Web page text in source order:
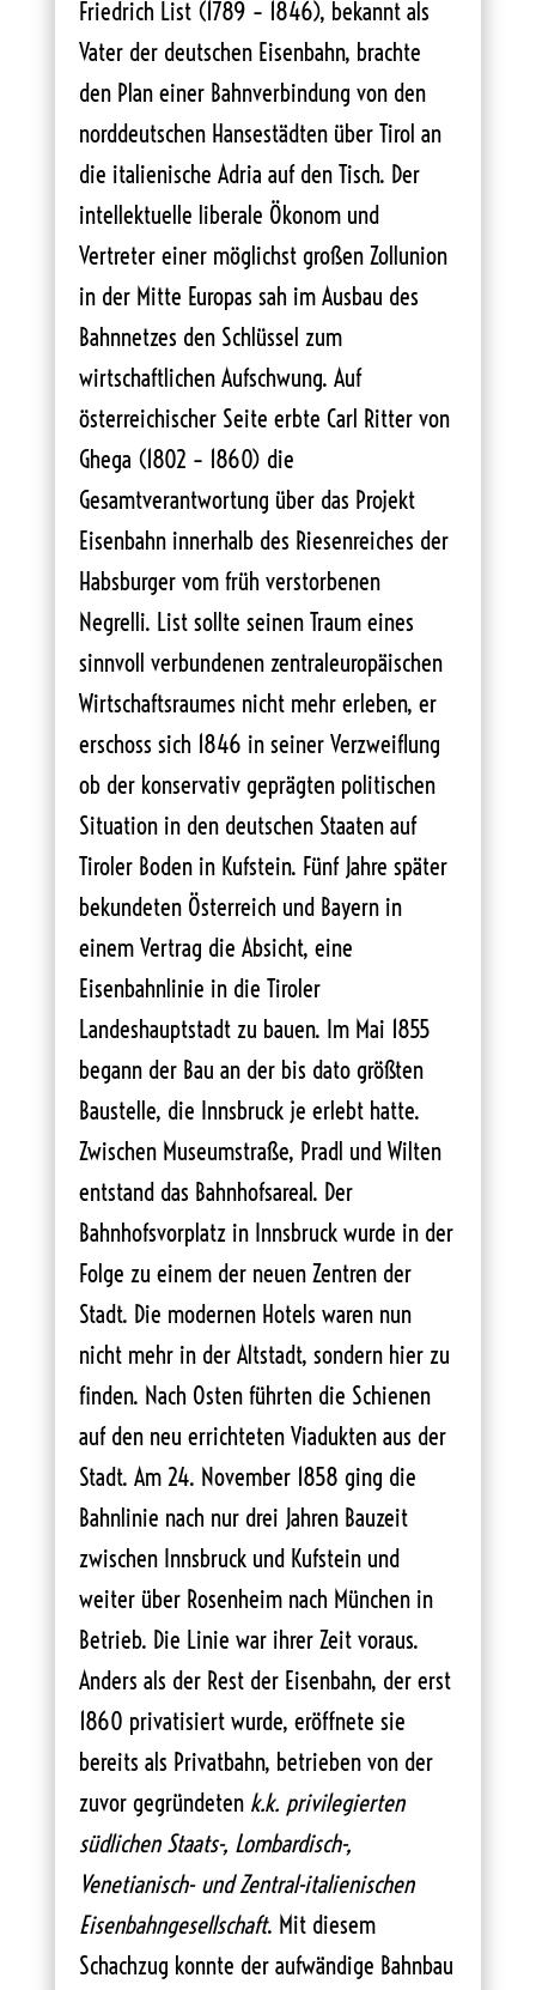
Friedrich List (1789 – 1846), bekannt als
Vater der deutschen Eisenbahn, brachte
den Plan einer Bahnverbindung von den
norddeutschen Hansestädten über Tirol an
die italienische Adria auf den Tisch. Der
intellektuelle liberale Ökonom und
Vertreter einer möglichst großen Zollunion
in der Mitte Europas sah im Ausbau des
Bahnnetzes den Schlüssel zum
wirtschaftlichen Aufschwung. Auf
österreichischer Seite erbte Carl Ritter von
Ghega (1802 – 1860) die
Gesamtverantwortung über das Projekt
Eisenbahn innerhalb des Riesenreiches der
Habsburger vom früh verstorbenen
Negrelli. List sollte seinen Traum eines
sinnvoll verbundenen zentraleuropäischen
Wirtschaftsraumes nicht mehr erleben, er
erschoss sich 1846 in seiner Verzweiflung
ob der konservativ geprägten politischen
Situation in den deutschen Staaten auf
Tiroler Boden in Kufstein. Fünf Jahre später
bekundeten Österreich und Bayern in
einem Vertrag die Absicht, eine
Eisenbahnlinie in die Tiroler
Landeshauptstadt zu bauen. Im Mai 1855
begann der Bau an der bis dato größten
Baustelle, die Innsbruck je erlebt hatte.
Zwischen Museumstraße, Pradl und Wilten
entstand das Bahnhofsareal. Der
Bahnhofsvorplatz in Innsbruck wurde in der
Folge zu einem der neuen Zentren der
Stadt. Die modernen Hotels waren nun
nicht mehr in der Altstadt, sondern hier zu
finden. Nach Osten führten die Schienen
auf den neu errichteten Viadukten aus der
Stadt. Am 24. November 1858 ging die
Bahnlinie nach nur drei Jahren Bauzeit
zwischen Innsbruck und Kufstein und
weiter über Rosenheim nach München in
Betrieb. Die Linie war ihrer Zeit voraus.
Anders als der Rest der Eisenbahn, der erst
1860 privatisiert wurde, eröffnete sie
bereits als Privatbahn, betrieben von der
zuvor gegründeten k.k. privilegierten
südlichen Staats-, Lombardisch-,
Venetianisch- und Zentral-italienischen
Eisenbahngesellschaft. Mit diesem
Schachzug konnte der aufwändige Bahnbau